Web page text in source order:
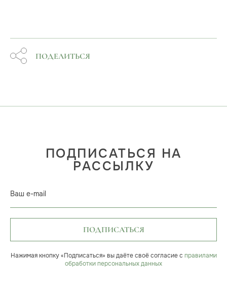
ПОДЕЛИТЬСЯ
ПОДПИСАТЬСЯ НА
РАССЫЛКУ
Ваш e-mail
ПОДПИСАТЬСЯ
Нажимая кнопку «Подписаться» вы даёте своё согласие с правилами
обработки персональных данных